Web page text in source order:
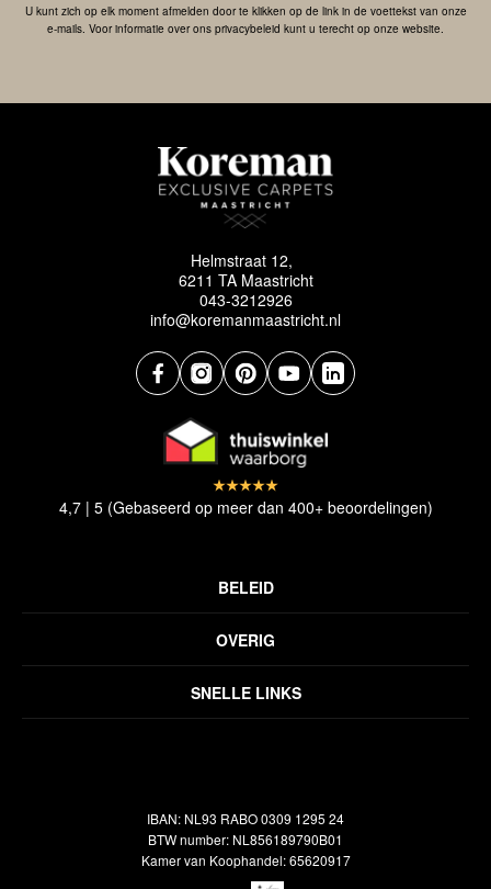
U kunt zich op elk moment afmelden door te klikken op de link in de voettekst van onze
e-mails. Voor informatie over ons privacybeleid kunt u terecht op onze website.
Helmstraat 12,
6211 TA Maastricht
043-3212926
info@koremanmaastricht.nl
SNELLE LINKS
OVERIG
Veelgestelde vragen
BELEID
Verzendbeleid
4,7 | 5 (Gebaseerd op meer dan 400+ beoordelingen)
IBAN: NL93 RABO 0309 1295 24
BTW number: NL856189790B01
Kamer van Koophandel: 65620917